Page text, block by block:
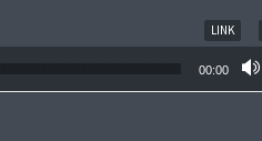
LINK
00:00